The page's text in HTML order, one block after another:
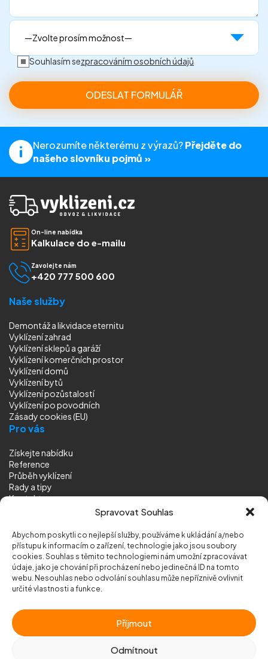
Spravovat Souhlas
Abychom poskytli co nejlepší služby, používáme k ukládání a/nebo
přístupu k informacím o zařízení, technologie jako jsou soubory
cookies. Souhlas s těmito technologiemi nám umožní zpracovávat
údaje, jako je chování při procházení nebo jedinečná ID na tomto
webu. Nesouhlas nebo odvolání souhlasu může nepříznivě ovlivnit
určité vlastnosti a funkce.
Příjmout
Odmítnout
Souhlasím sezpracováním osobních údajů
Nerozumíte některému z výrazů?Přejděte do
našeho slovníku pojmů »
On-line nabídka
Kalkulace do e-mailu
Zavolejte nám
+420 777 500 600
Naše služby
Demontáž a likvidace eternitu
Vyklízení zahrad
Vyklízení sklepů a garáží
Vyklízení komerčních prostor
Vyklízení domů
Vyklízení bytů
Vyklízení pozůstalostí
Vyklízenípo povodních
Zásady cookies (EU)
Pro vás
Získejte nabídku
Reference
Průběh vyklízení
Rady a tipy
Kontakt
© 2026 Vyklizeni.cz (mapa stránek)
Chráněno služboureCAPTCHA